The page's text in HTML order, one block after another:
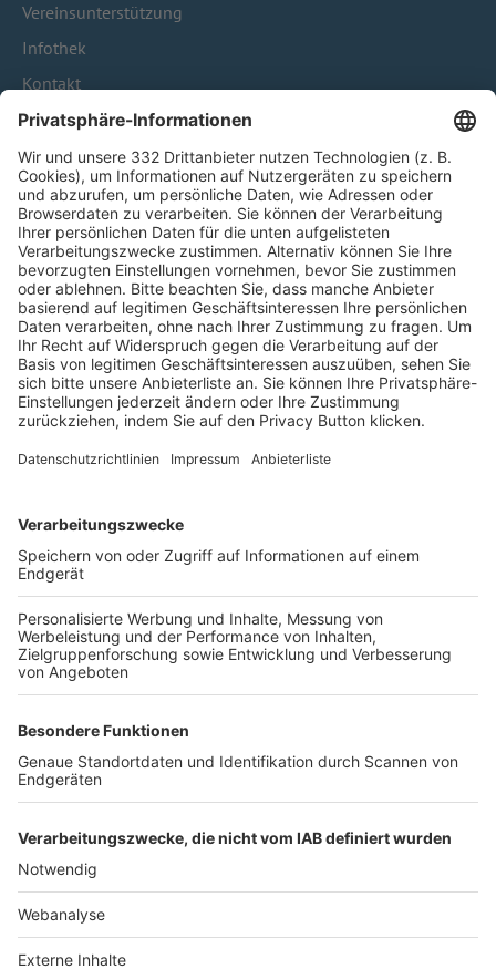
Vereinsunterstützung
Infothek
Kontakt
HÄUFIG BESUCHTE SEITEN
Pässe und Vereinswechsel
Trainerausbildung
Schulungsangebot Vereinsmitarbeiter
BFV-Geschäftsstellen
Trainerbörse
Login SpielPlus
FOLGE DEM BFV
TOP-VEREINE
TOP-PARTNER
Nutzungsbedingungen Datenschutz Impressum